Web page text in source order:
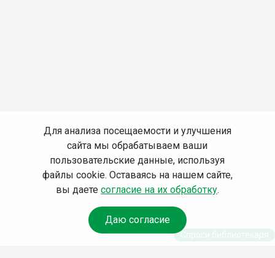
Для анализа посещаемости и улучшения
сайта мы обрабатываем ваши
пользовательские данные, используя
файлы cookie. Оставаясь на нашем сайте,
вы даете согласие на их обработку.
Даю согласие
Спроси библиотекаря